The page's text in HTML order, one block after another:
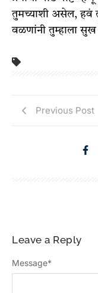
तुमच्याशी असेल, हवं
वळणांनी तुम्हाला
Previous Post
Leave a Reply
Message*